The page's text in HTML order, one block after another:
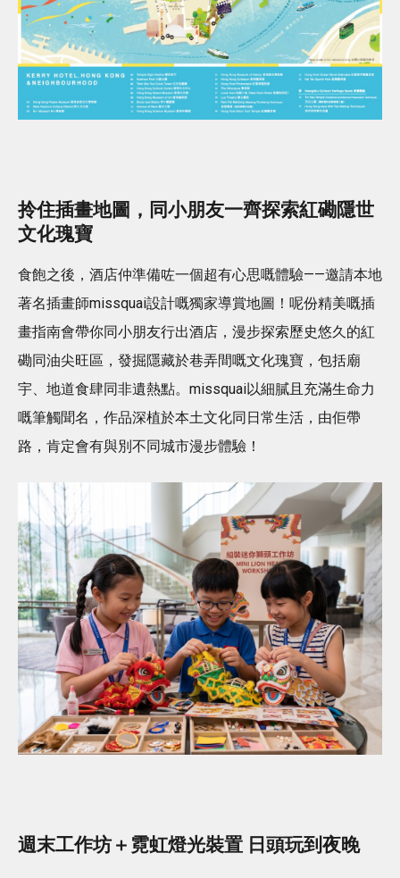
拎住插畫地圖，同小朋友一齊探索紅磡隱世
文化瑰寶
食飽之後，酒店仲準備咗一個超有心思嘅體驗——邀請本地
著名插畫師missquai設計嘅獨家導賞地圖！呢份精美嘅插
畫指南會帶你同小朋友行出酒店，漫步探索歷史悠久的紅
磡同油尖旺區，發掘隱藏於巷弄間嘅文化瑰寶，包括廟
宇、地道食肆同非遺熱點。missquai以細膩且充滿生命力
嘅筆觸聞名，作品深植於本土文化同日常生活，由佢帶
路，肯定會有與別不同城市漫步體驗！
週末工作坊＋霓虹燈光裝置 日頭玩到夜晚